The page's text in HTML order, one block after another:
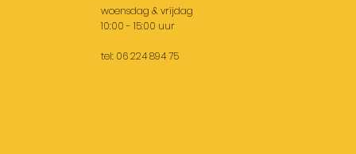
woensdag & vrijdag
10:00 - 15:00 uur
tel: 06 224 894 75